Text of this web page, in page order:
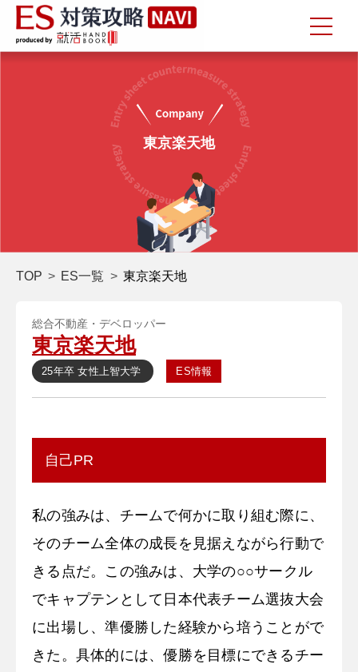
東京楽天地
TOP ES一覧 東京楽天地
総合不動産・デベロッパー
東京楽天地
25年卒 女性 上智大学 ES情報
自己PR
私の強みは、チームで何かに取り組む際に、
そのチーム全体の成長を見据えながら行動で
きる点だ。この強みは、大学の○○サークル
でキャプテンとして日本代表チーム選抜大会
に出場し、準優勝した経験から培うことがで
きた。具体的には、優勝を目標にできるチー